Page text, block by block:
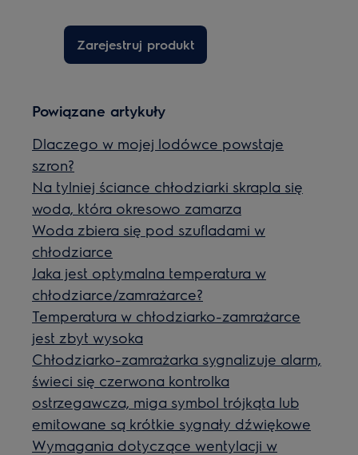
Zarejestruj produkt
Powiązane artykuły
Dlaczego w mojej lodówce powstaje
szron?
Na tylniej ściance chłodziarki skrapla się
woda, która okresowo zamarza
Woda zbiera się pod szufladami w
chłodziarce
Jaka jest optymalna temperatura w
chłodziarce/zamrażarce?
Temperatura w chłodziarko-zamrażarce
jest zbyt wysoka
Chłodziarko-zamrażarka sygnalizuje alarm,
świeci się czerwona kontrolka
ostrzegawcza, miga symbol trójkąta lub
emitowane są krótkie sygnały dźwiękowe
Wymagania dotyczące wentylacji w